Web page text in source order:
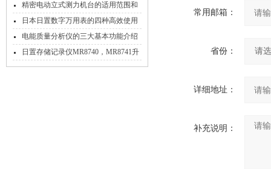
精密电动立式测力机台的适用范围和
功能特点
日本日置数字万用表的四种高效使用
方法
电能质量分析仪的三大基本功能介绍
日置存储记录仪MR8740，MR8741升
级
常用邮箱：
省份：
详细地址：
补充说明：